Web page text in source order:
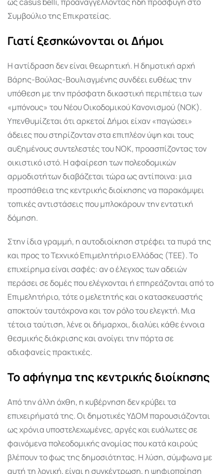
Συμβούλιο της Επικρατείας.
Γιατί ξεσηκώνονται οι Δήμοι
Η αντίδραση δεν είναι θεωρητική. Η δημοτική αρχή
Βάρης-Βούλας-Βουλιαγμένης συνδέει ευθέως την
υπόθεση με την πρόσφατη δικαστική περιπέτεια των
«μπόνους» του Νέου Οικοδομικού Κανονισμού (ΝΟΚ).
Υπενθυμίζεται ότι αρκετοί Δήμοι είχαν «παγώσει»
άδειες που στηρίζονταν στα επιπλέον ύψη και τους
αυξημένους συντελεστές του ΝΟΚ, προασπίζοντας τον
οικιστικό ιστό. Η αφαίρεση των πολεοδομικών
αρμοδιοτήτων διαβάζεται τώρα ως αντίποινα: μια
προσπάθεια της κεντρικής διοίκησης να παρακάμψει
τοπικές αντιστάσεις που μπλοκάρουν την εντατική
δόμηση.
Στην ίδια γραμμή, η αυτοδιοίκηση στρέφει τα πυρά της
και προς το Τεχνικό Επιμελητήριο Ελλάδας (ΤΕΕ). Το
επιχείρημα είναι σαφές: αν ο έλεγχος των αδειών
περάσει σε δομές που ελέγχονται ή επηρεάζονται από το
Επιμελητήριο, τότε ο μελετητής και ο κατασκευαστής
αποκτούν ταυτόχρονα και τον ρόλο του ελεγκτή. Μια
τέτοια ταύτιση, λένε οι δήμαρχοι, διαλύει κάθε έννοια
θεσμικής διάκρισης και ανοίγει την πόρτα σε
αδιαφανείς πρακτικές.
Το αφήγημα της κεντρικής διοίκησης
Από την άλλη όχθη, η κυβέρνηση δεν κρύβει τα
επιχειρήματά της. Οι δημοτικές ΥΔΟΜ παρουσιάζονται
ως χρόνια υποστελεχωμένες, αργές και ευάλωτες σε
φαινόμενα πολεοδομικής ανομίας που κατά καιρούς
βλέπουν το φως της δημοσιότητας. Η λύση, σύμφωνα με
αυτή τη λογική, είναι η συγκέντρωση, η ψηφιοποίηση